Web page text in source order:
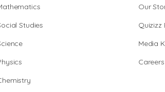
Studies
Our
Quizizz
Media
Careers